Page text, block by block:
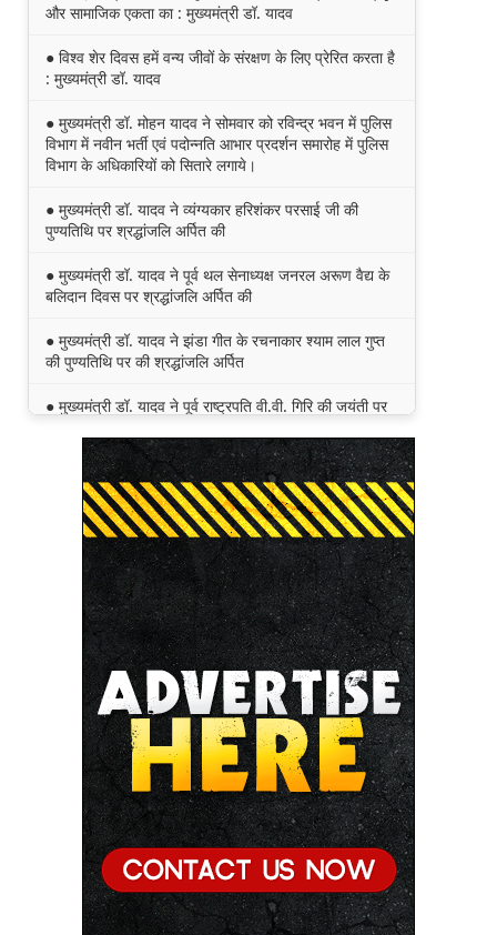
और सामाजिक एकता का : मुख्यमंत्री डॉ. यादव
● विश्व शेर दिवस हमें वन्य जीवों के संरक्षण के लिए प्रेरित करता है
: मुख्यमंत्री डॉ. यादव
● मुख्यमंत्री डॉ. मोहन यादव ने सोमवार को रविन्द्र भवन में पुलिस
विभाग में नवीन भर्ती एवं पदोन्नति आभार प्रदर्शन समारोह में पुलिस
विभाग के अधिकारियों को सितारे लगाये।
● मुख्यमंत्री डॉ. यादव ने व्यंग्यकार हरिशंकर परसाई जी की
पुण्यतिथि पर श्रद्धांजलि अर्पित की
● मुख्यमंत्री डॉ. यादव ने पूर्व थल सेनाध्यक्ष जनरल अरूण वैद्य के
बलिदान दिवस पर श्रद्धांजलि अर्पित की
● मुख्यमंत्री डॉ. यादव ने झंडा गीत के रचनाकार श्याम लाल गुप्त
की पुण्यतिथि पर की श्रद्धांजलि अर्पित
● मुख्यमंत्री डॉ. यादव ने पूर्व राष्ट्रपति वी.वी. गिरि की जयंती पर